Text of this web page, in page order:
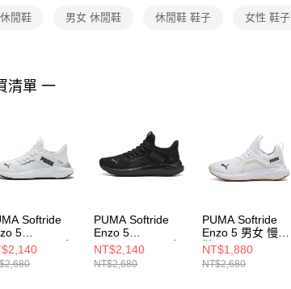
閒鞋 男女 休閒鞋 休閒鞋 鞋子 女性 鞋子
清單 一
Softride
5
男女
鞋 31258102
PUMA Softride
Enzo 5
SLIPTECH? 男女
跑步鞋 31258106
NT$2,140
NT$2,680
PUMA Softride
Enzo 5 男女 慢跑
鞋 31109808
NT$1,880
NT$2,680